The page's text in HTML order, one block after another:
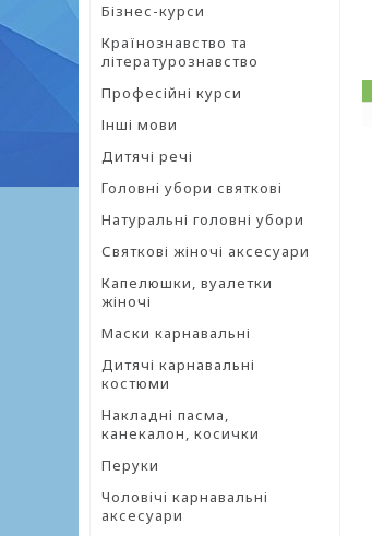
Бізнес-курси
Країнознавство та
літературознавство
Професійні курси
Інші мови
Дитячі речі
Головні убори святкові
Натуральні головні убори
Святкові жіночі аксесуари
Капелюшки, вуалетки
жіночі
Маски карнавальні
Дитячі карнавальні
костюми
Накладні пасма,
канекалон, косички
Перуки
Чоловічі карнавальні
аксесуари